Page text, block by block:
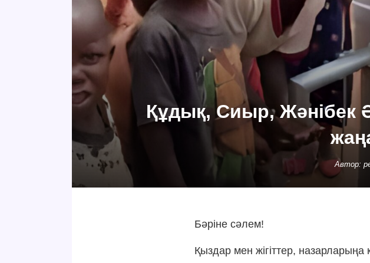
Құдық, Сиыр, Жәнібек
Автор:
Бәріне сәлем!
Қыздар мен жігіттер,